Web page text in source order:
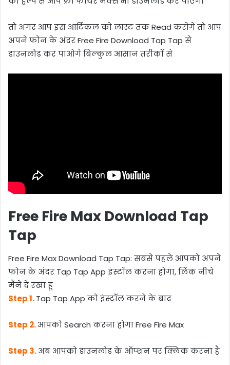
तो अगर आप इस आर्टिकल को लास्ट तक Read करोगे तो आप
अपने फोन के अंदर Free Fire Download Tap Tap से
डाउनलोड कर पाओगे बिल्कुल आसान तरीकों से
Free Fire Max Download Tap
Tap
Free Fire Max Download Tap Tap: सबसे पहले आपको अपने
फोन के अंदर Tap Tap App इंस्टॉल करना होगा, लिंक नीचे
मैंने दे रखा हूं
Step 1.Tap Tap App को इंस्टॉल करने के बाद
Step 2.आपको Search करना होगा Free Fire Max
Step 3.अब आपको डाउनलोड के ऑप्शन पर क्लिक करना है